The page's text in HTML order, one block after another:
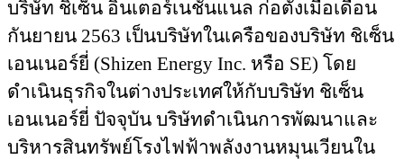
บริษัท ชิเซ็น อินเตอร์เนชั่นแนล ก่อตั้งเมื่อเดือน
กันยายน 2563 เป็นบริษัทในเครือของบริษัท ชิเซ็น
เอนเนอร์ยี่ (Shizen Energy Inc. หรือ SE) โดย
ดำเนินธุรกิจในต่างประเทศให้กับบริษัท ชิเซ็น
เอนเนอร์ยี่ ปัจจุบัน บริษัทดำเนินการพัฒนาและ
บริหารสินทรัพย์โรงไฟฟ้าพลังงานหมุนเวียนใน